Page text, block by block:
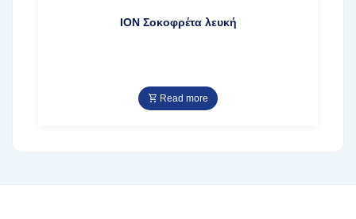
ΙΟΝ Σοκοφρέτα λευκή
Read more